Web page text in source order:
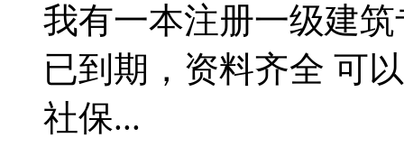
我有一本注册一级建
已到期，资料齐全 可
社保...